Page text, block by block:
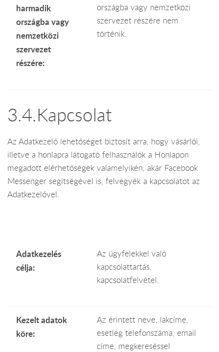
harmadik
országba vagy
nemzetközi
szervezet
részére:
országba vagy nemzetközi
szervezet részére nem
történik.
3.4.Kapcsolat
Az Adatkezelő lehetőséget biztosít arra, hogy vásárlói,
illetve a honlapra látogató felhasználók a Honlapon
megadott elérhetőségek valamelyikén, akár Facebook
Messenger segítségével is, felvegyék a kapcsolatot az
Adatkezelővel.
Adatkezelés
célja:
Az ügyfelekkel való
kapcsolattartás,
kapcsolatfelvétel.
Kezelt adatok
köre:
Az érintett neve, lakcíme,
esetleg telefonszáma, email
címe, megkereséssel